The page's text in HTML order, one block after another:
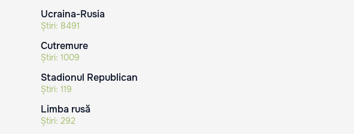
Ucraina-Rusia
Știri: 8491
Cutremure
Știri: 1009
Stadionul Republican
Știri: 119
Limba rusă
Știri: 292